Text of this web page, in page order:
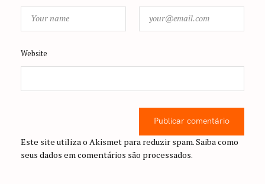
Website
Publicar comentário
Este site utiliza o Akismet para reduzir spam.Saiba como
seus dados em comentários são processados.